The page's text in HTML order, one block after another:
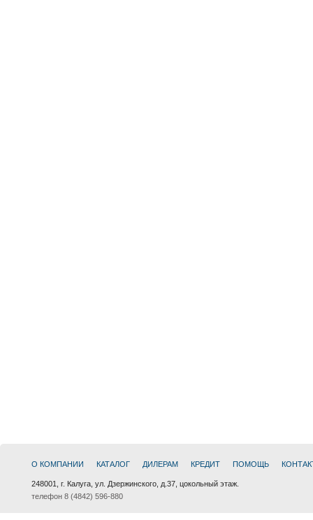
О КОМПАНИИ КАТАЛОГ ДИЛЕРАМ КРЕДИТ ПОМОЩЬ
248001, г. Калуга, ул. Дзержинского, д.37, цокольный этаж.
телефон 8 (4842) 596-880